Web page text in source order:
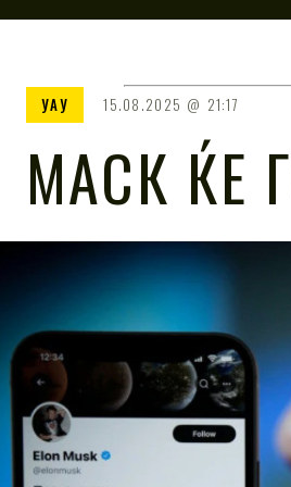
УАУ 15.08.2025 21:17
МАСК ЌЕ